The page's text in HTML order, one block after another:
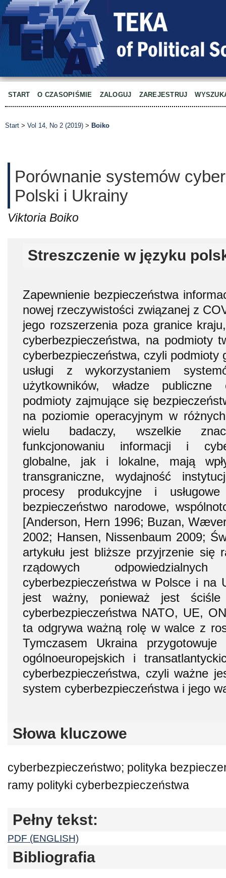
START O CZASOPIŚMIE ZALOGUJ ZAREJESTRUJ
Start > Vol 14, No 2 (2019) > Boiko
Porównanie systemów
Polski i Ukrainy
Viktoria Boiko
Streszczenie w języku
Zapewnienie bezpieczeństwa
nowej rzeczywistości związanej z
jego rozszerzenia poza granice
cyberbezpieczeństwa, na podmioty
cyberbezpieczeństwa, czyli podmioty
usługi z wykorzystaniem
użytkowników, władze publiczne
podmioty zajmujące się
na poziomie operacyjnym w
wielu badaczy, wszelkie
funkcjonowaniu informacji i
globalne, jak i lokalne, mają
transgraniczne, wydajność
procesy produkcyjne i
bezpieczeństwo narodowe,
[Anderson, Hern 1996; Buzan,
2002; Hansen, Nissenbaum 2009;
artykułu jest bliższe przyjrzenie się
rządowych
cyberbezpieczeństwa w Polsce i na
jest ważny, ponieważ jest
cyberbezpieczeństwa NATO, UE,
ta odgrywa ważną rolę w walce z
Tymczasem Ukraina
ogólnoeuropejskich i
cyberbezpieczeństwa, czyli ważne
system cyberbezpieczeństwa i jego
Słowa kluczowe
cyberbezpieczeństwo; polityka
ramy polityki cyberbezpieczeństwa
Pełny tekst:
PDF (ENGLISH)
Bibliografia